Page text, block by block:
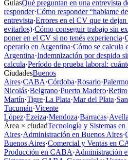
GuíasQué preguntan en una entrevista
responder·Cómo responder “hablame
entrevista·Errores en el CV que te
evitarlos)·Cómo conseguir trabajo sin
poner en el CV si no tenés experiencia·
operario en Argentina·Cómo se calcula
Argentina·Indemnización por despido
calcula·Período de prueba laboral:
CiudadesBuenos
Aires·CABA·Córdoba·Rosario·Palermo
Nicolás·Belgrano·Puerto Madero·Retiro
Martín·Tigre·La Plata·Mar del Plata·
Tucumán·Vicente
López·Ezeiza·Mendoza·Barracas·
Área × ciudadTecnología y Sistemas en
Aires·Administración en Buenos Aires·
Buenos Aires·Comercial y Ventas en
Producción en CABA·Administración